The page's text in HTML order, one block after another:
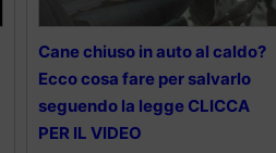
Cane chiuso in auto al caldo?
Ecco cosa fare per salvarlo
seguendo la legge CLICCA
PER IL VIDEO